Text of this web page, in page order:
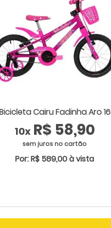
Cairu Fadinha Aro 16
10x R$ 58,90
sem juros no cartão
Por: R$ 589,00 à vista